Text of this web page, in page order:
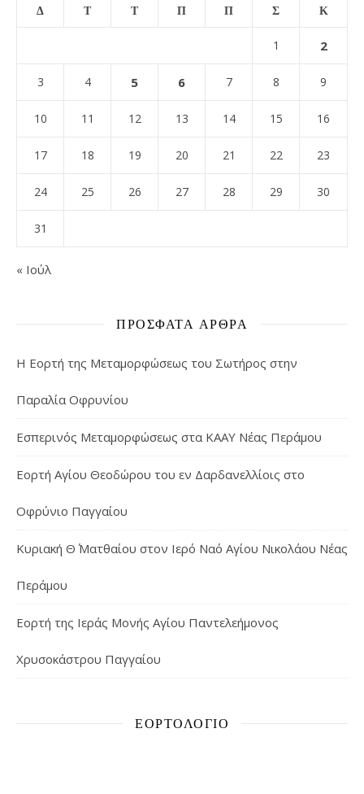
Δ Τ Τ Π Π Σ Κ
1 2
3 4 5 6 7 8 9
10 11 12 13 14 15 16
17 18 19 20 21 22 23
24 25 26 27 28 29 30
31
« Ιούλ
ΠΡΌΣΦΑΤΑ ΆΡΘΡΑ
Η Εορτή της Μεταμορφώσεως του Σωτήρος στην
Παραλία Οφρυνίου
Εσπερινός Μεταμορφώσεως στα ΚΑΑΥ Νέας Περάμου
Εορτή Αγίου Θεοδώρου του εν Δαρδανελλίοις στο
Οφρύνιο Παγγαίου
Κυριακή Θ΄ Ματθαίου στον Ιερό Ναό Αγίου Νικολάου Νέας
Περάμου
Εορτή της Ιεράς Μονής Αγίου Παντελεήμονος
Χρυσοκάστρου Παγγαίου
ΕΟΡΤΟΛΌΓΙΟ